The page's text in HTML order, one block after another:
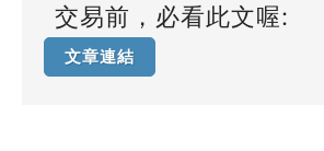
交易前，必看此文喔:
文章連結